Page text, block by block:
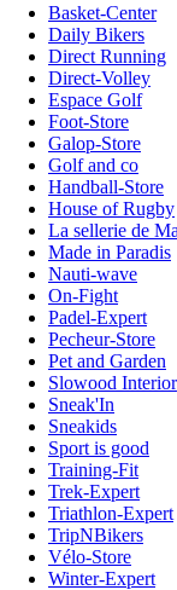
Basket-Center
Daily Bikers
Direct Running
Direct-Volley
Espace Golf
Foot-Store
Galop-Store
Golf and co
Handball-Store
House of Rugby
La sellerie de
Made in Paradis
Nauti-wave
On-Fight
Padel-Expert
Pecheur-Store
Pet and Garden
Slowood Interior
Sneak'In
Sneakids
Sport is good
Training-Fit
Trek-Expert
Triathlon-Expert
TripNBikers
Vélo-Store
Winter-Expert